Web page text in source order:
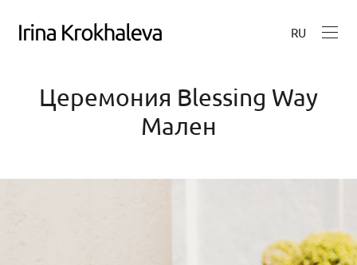
RU
Церемония Blessing Way
Мален